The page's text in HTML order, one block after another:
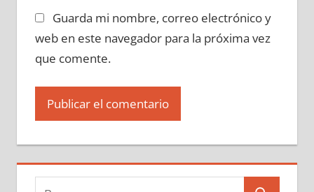
Guarda mi nombre, correo electrónico y
web en este navegador para la próxima vez
que comente.